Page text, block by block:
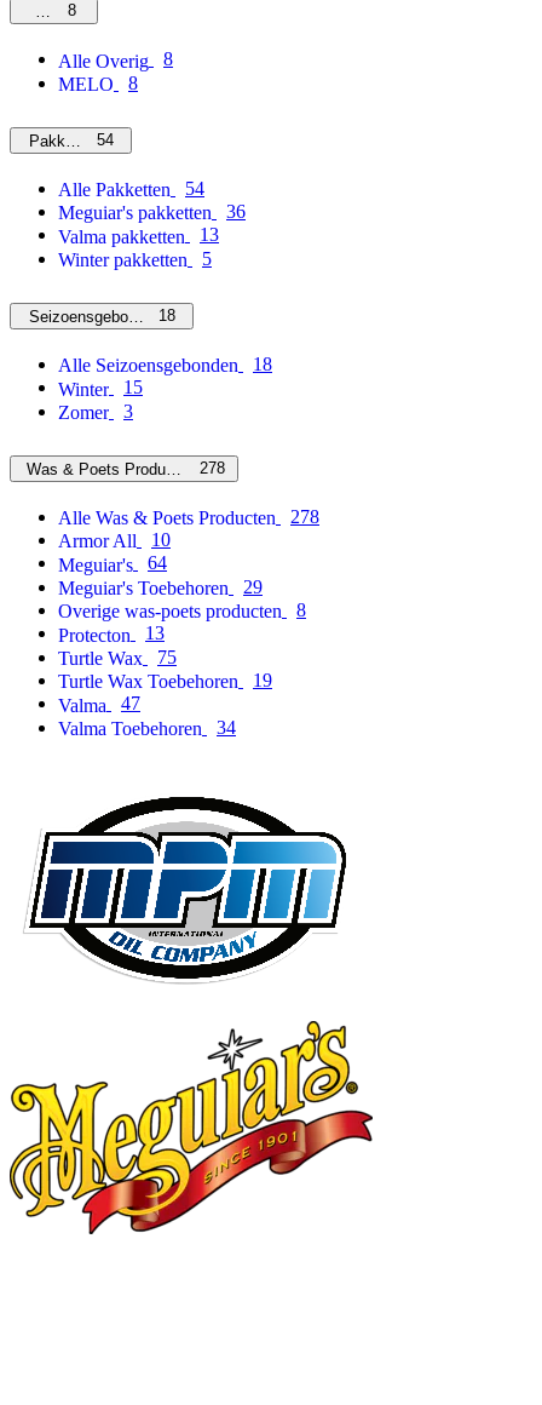
Overig
8
Alle Overig
8
MELO
8
Pakketten54
Alle Pakketten
54
Meguiar's pakketten
36
Valma pakketten
13
Winter pakketten
5
Seizoensgebonden18
Alle Seizoensgebonden
18
Winter
15
Zomer
3
Was & Poets Producten 278
Alle Was & Poets Producten
278
Armor All
10
Meguiar's
64
Meguiar's Toebehoren
29
Overige was-poets producten
8
Protecton
13
Turtle Wax
75
Turtle Wax Toebehoren
19
Valma
47
Valma Toebehoren
34